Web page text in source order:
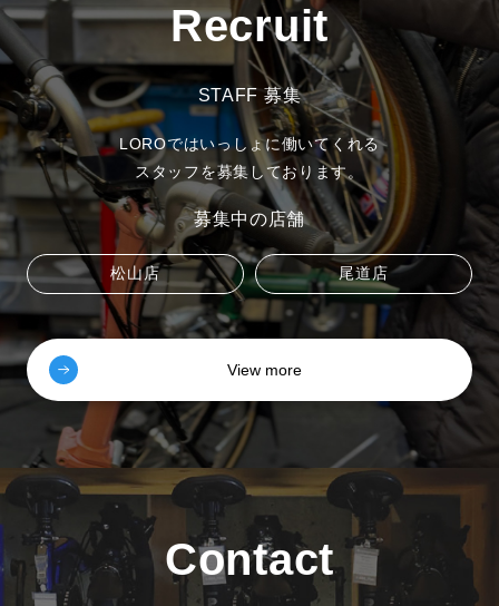
Recruit
STAFF 募集
LOROではいっしょに働いてくれる
スタッフを募集しております。
募集中の店舗
松山店 尾道店
View more
Contact